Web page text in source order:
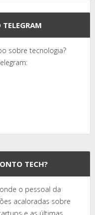
sobre tecnologia?
TECH?
o pessoal da
acaloradas sobre